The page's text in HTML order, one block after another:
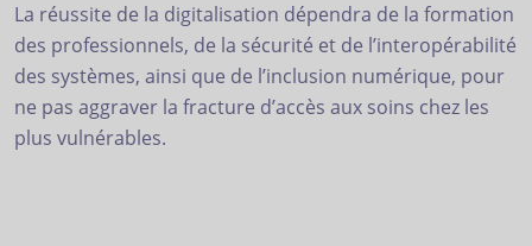
La réussite de la digitalisation dépendra de la formation
des professionnels, de la sécurité et de l’interopérabilité
des systèmes, ainsi que de l’inclusion numérique, pour
ne pas aggraver la fracture d’accès aux soins chez les
plus vulnérables.